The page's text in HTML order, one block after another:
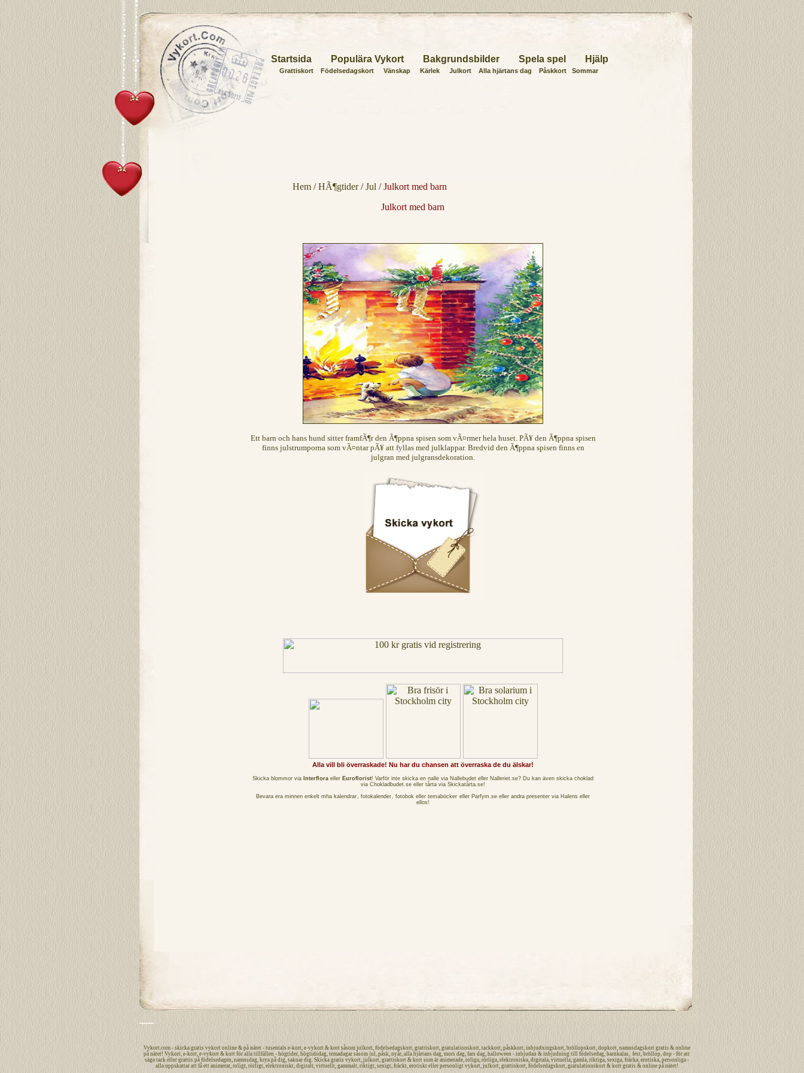
Startsida Populära Vykort Bakgrundsbilder Spela spel Hjälp
Grattiskort Födelsedagskort Vänskap Kärlek Julkort Alla hjärtans dag Påskkort Sommar
Hem/HÃ¶gtider/Jul / Julkort med barn
Julkort med barn
Ett barn och hans hund sitter framfÃ¶r den Ã¶ppna spisen som vÃ¤rmer hela huset. PÃ¥ den Ã¶ppna spisen
finns julstrumporna som vÃ¤ntar pÃ¥ att fyllas med julklappar. Bredvid den Ã¶ppna spisen finns en
julgran med julgransdekoration.
Alla vill bli överraskade! Nu har du chansen att överraska de du älskar!
Skicka blommor via Interflora eller Euroflorist! Varför inte skicka en nalle via Nallebudet eller Nalleriet.se? Du kan även skicka choklad
via Chokladbudet.se eller tårta via Skickatårta.se!
Bevara era minnen enkelt mha kalendrar, fotokalender, fotobok eller temaböcker eller Parfym.se eller andra presenter via Halens eller
ellos!
Vykort.com- skicka gratis vykort online& på nätet- tusentals e-kort, e-vykort& kortsåsom julkort, födelsedagskort, grattiskort, gratulationskort, tackkort, påskkort, inbjudningskort, bröllopskort, dopkort, namnsdagskort gratis& online
på nätet! Vykort, e-kort, e-vykort & kortför alla tillfällen - högtider, högtidsdag, temadagar såsom jul, påsk, nyår, alla hjärtans dag, mors dag, fars dag, halloween - inbjudan & inbjudning till födelsedag, barnkalas, fest, bröllop, dop - för att
säga tackellergrattispå födelsedagen, namnsdag, krya på dig, saknar dig. Skicka gratis vykort, julkort, grattiskort& kortsom är animerade, roliga, rörliga, elektroniska, digitala, virtuella, gamla, riktiga, sexiga, fräcka, erotiska,personliga-
alla uppskattar att få ett animerat, roligt, rörligt, elektroniskt, digitalt, virtuellt, gammalt,riktigt, sexigt, fräckt, erotiskteller personligt vykort, julkort, grattiskort, födelsedagskort, gratulationskort& kort gratis & online på nätet!